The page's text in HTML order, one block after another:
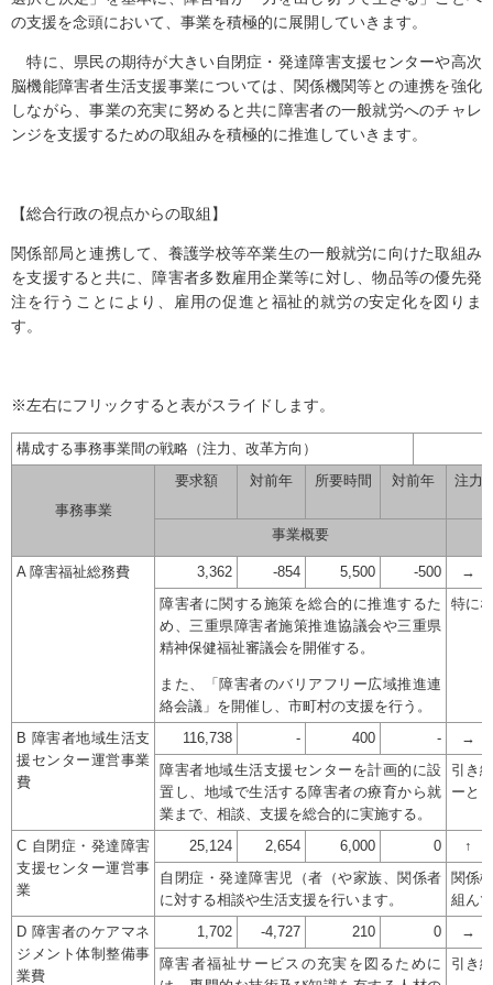
の支援を念頭において、事業を積極的に展開していきます。
特に、県民の期待が大きい自閉症・発達障害支援センターや高次
脳機能障害者生活支援事業については、関係機関等との連携を強化
しながら、事業の充実に努めると共に障害者の一般就労へのチャレ
ンジを支援するための取組みを積極的に推進していきます。
【総合行政の視点からの取組】
関係部局と連携して、養護学校等卒業生の一般就労に向けた取組み
を支援すると共に、障害者多数雇用企業等に対し、物品等の優先発
注を行うことにより、雇用の促進と福祉的就労の安定化を図りま
す。
※左右にフリックすると表がスライドします。
構成する事務事業間の戦略（注力、改革方向）
事務事業
要求額 対前年 所要時間 対前年 注力
事業概要
A 障害福祉総務費 3,362 -854 5,500 -500 →
障害者に関する施策を総合的に推進するた
め、三重県障害者施策推進協議会や三重県
精神保健福祉審議会を開催する。
また、「障害者のバリアフリー広域推進連
絡会議」を開催し、市町村の支援を行う。
特に
B 障害者地域生活支
援センター運営事業
費
116,738 - 400 - →
障害者地域生活支援センターを計画的に設
置し、地域で生活する障害者の療育から就
業まで、相談、支援を総合的に実施する。
引き
ーと
C 自閉症・発達障害
支援センター運営事
業
25,124 2,654 6,000 0 ↑
自閉症・発達障害児（者（や家族、関係者
に対する相談や生活支援を行います。
関係
組ん
D 障害者のケアマネ
ジメント体制整備事
業費
1,702 -4,727 210 0 →
障害者福祉サービスの充実を図るために
引き